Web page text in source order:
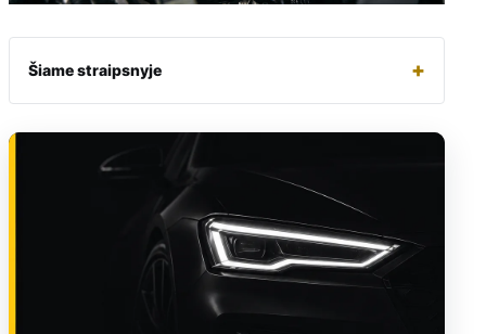
Šiame straipsnyje +